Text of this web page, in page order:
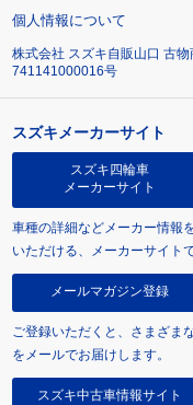
個人情報について
株式会社 スズキ自販山口 古
741141000016号
スズキメーカーサイト
スズキ四輪車
メーカーサイト
車種の詳細などメーカー情報
いただける、メーカーサイトで
メールマガジン登録
ご登録いただくと、さまざま
をメールでお届けします。
スズキ中古車情報サイト